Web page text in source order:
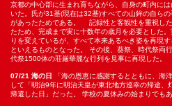
京都の中心部に生まれ育ちながら、自身の町内に
いた。氏が31基(現在は32基)すべての山鉾の自ら
があったためである。 記録性と客観性を重視し
たため、完成まで実に十数年の歳月を必要とした
りを変えているが、すべて本来あるべき姿を再現
といえるものとなった。 その後、葵祭、時代祭両
代祭1500体の荘厳華麗な行列を見事に再現した。
07/21 海の日
「海の恩恵に感謝するとともに、海
して「明治9年に明治天皇が東北地方巡幸の帰途
帰還した日」だった。 学校の夏休みの始まりでもあ